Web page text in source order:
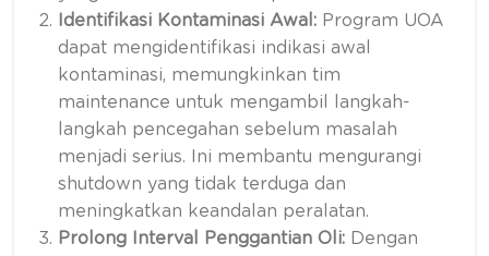
Identifikasi Kontaminasi Awal: Program UOA
dapat mengidentifikasi indikasi awal
kontaminasi, memungkinkan tim
maintenance untuk mengambil langkah-
langkah pencegahan sebelum masalah
menjadi serius. Ini membantu mengurangi
shutdown yang tidak terduga dan
meningkatkan keandalan peralatan.
Prolong Interval Penggantian Oli: Dengan